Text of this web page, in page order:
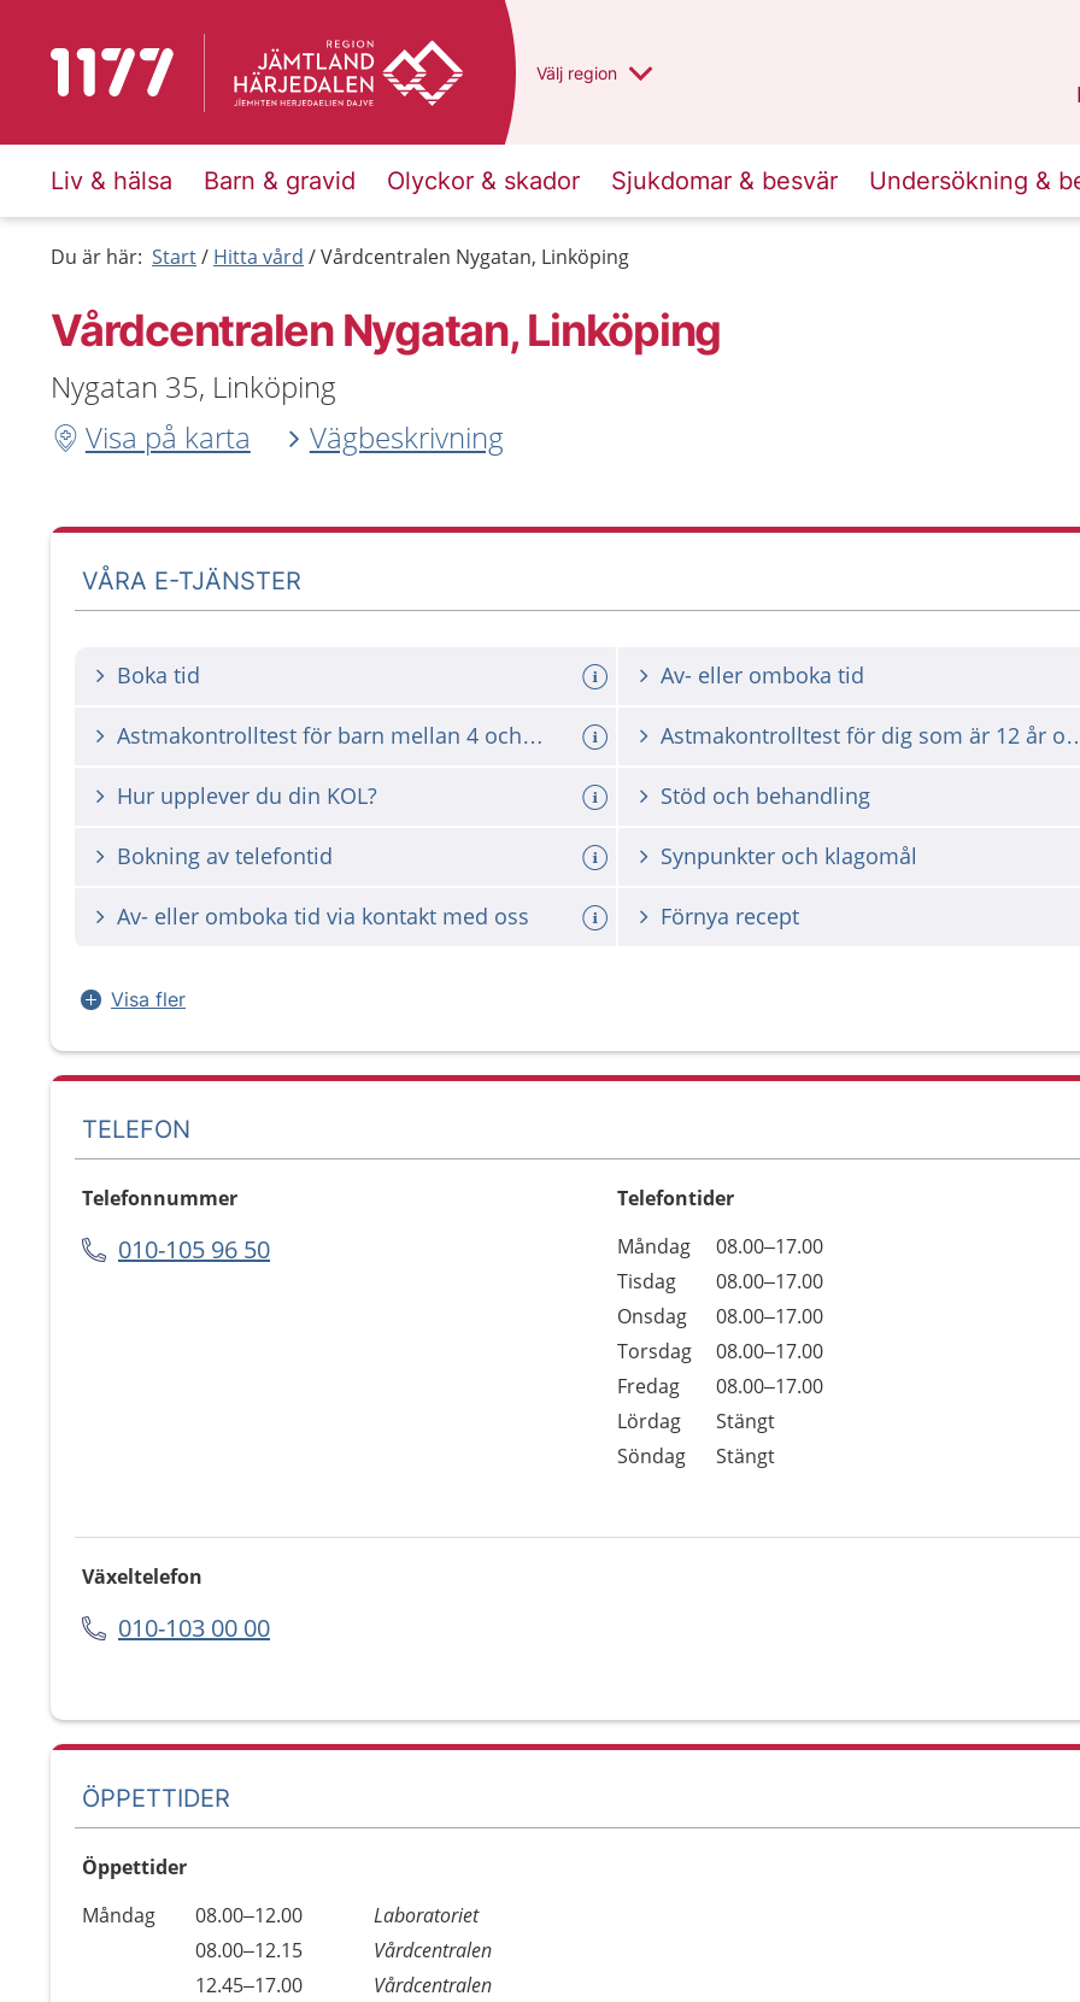
Till startsidan för 1177 Du har valt region
Välj en annan
region
Liv & hälsa Barn & gravid Olyckor & skador Sjukdomar & besvär Undersökning &
Du är här: Start Hitta vård Vårdcentralen Nygatan, Linköping
Vårdcentralen Nygatan, Linköping
Nygatan 35, Linköping
Visa på karta
Vägbeskrivning
VÅRA E-TJÄNSTER
Boka tid Av- eller omboka tid
Astmakontrolltest för barn mellan 4 och 11 år Astmakontrolltest
Hur upplever du din KOL? Stöd och behandling
Bokning av telefontid Synpunkter och klagomål
Av- eller omboka tid via kontakt med oss Förnya recept
Visa fler
TELEFON
Telefonnummer
010-105 96 50
Telefontider
Dag
Öppettider
Kommentarer
Måndag
08.00–17.00
Tisdag
08.00–17.00
Onsdag
08.00–17.00
Torsdag
08.00–17.00
Fredag
08.00–17.00
Lördag
Stängt
Söndag
Stängt
Växeltelefon
010-103 00 00
ÖPPETTIDER
Öppettider
Dag
Öppettider
Kommentarer
Måndag 08.00–12.00
Laboratoriet
08.00–12.15
Vårdcentralen
12.45–17.00
Vårdcentralen